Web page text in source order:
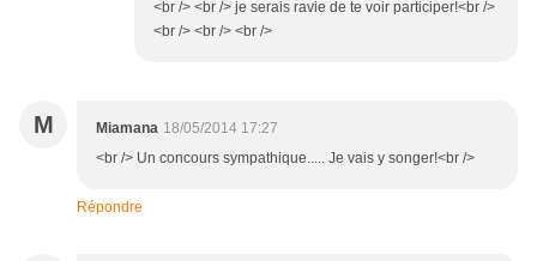
<br /> <br /> je serais ravie de te voir participer!<br />
<br /> <br /> <br />
M Miamana 18/05/2014 17:27
<br /> Un concours sympathique..... Je vais y songer!<br />
Répondre